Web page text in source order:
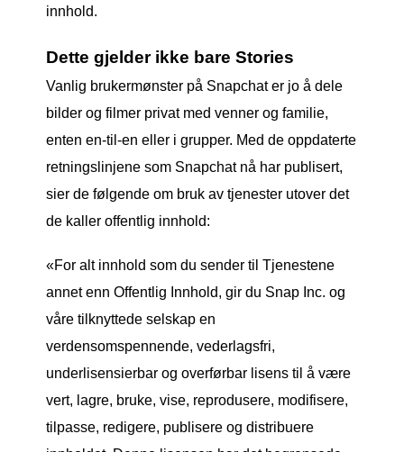
innhold.
Dette gjelder ikke bare Stories
Vanlig brukermønster på Snapchat er jo å dele
bilder og filmer privat med venner og familie,
enten en-til-en eller i grupper. Med de oppdaterte
retningslinjene som Snapchat nå har publisert,
sier de følgende om bruk av tjenester utover det
de kaller offentlig innhold:
«For alt innhold som du sender til Tjenestene
annet enn Offentlig Innhold, gir du Snap Inc. og
våre tilknyttede selskap en
verdensomspennende, vederlagsfri,
underlisensierbar og overførbar lisens til å være
vert, lagre, bruke, vise, reprodusere, modifisere,
tilpasse, redigere, publisere og distribuere